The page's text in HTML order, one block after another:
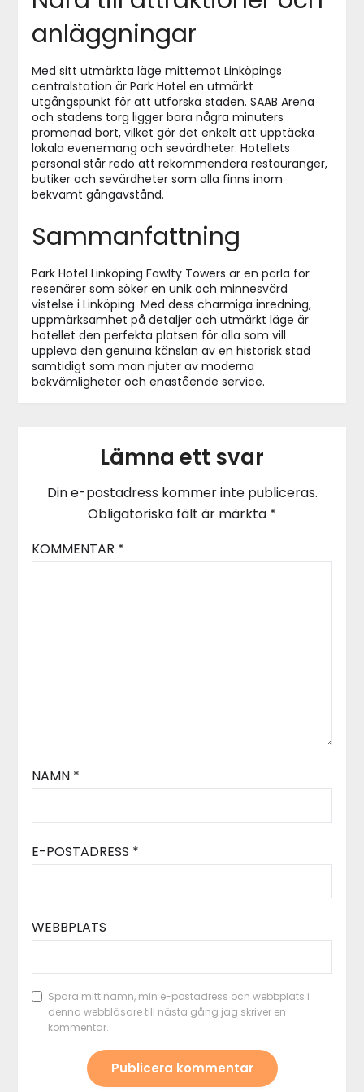
anläggningar
Med sitt utmärkta läge mittemot Linköpings
centralstation är Park Hotel en utmärkt
utgångspunkt för att utforska staden. SAAB Arena
och stadens torg ligger bara några minuters
promenad bort, vilket gör det enkelt att upptäcka
lokala evenemang och sevärdheter. Hotellets
personal står redo att rekommendera restauranger,
butiker och sevärdheter som alla finns inom
bekvämt gångavstånd.
Sammanfattning
Park Hotel Linköping Fawlty Towers är en pärla för
resenärer som söker en unik och minnesvärd
vistelse i Linköping. Med dess charmiga inredning,
uppmärksamhet på detaljer och utmärkt läge är
hotellet den perfekta platsen för alla som vill
uppleva den genuina känslan av en historisk stad
samtidigt som man njuter av moderna
bekvämligheter och enastående service.
Lämna ett svar
Din e-postadress kommer inte publiceras.
Obligatoriska fält är märkta *
KOMMENTAR *
NAMN *
E-POSTADRESS *
WEBBPLATS
Spara mitt namn, min e-postadress och webbplats i
denna webbläsare till nästa gång jag skriver en
kommentar.